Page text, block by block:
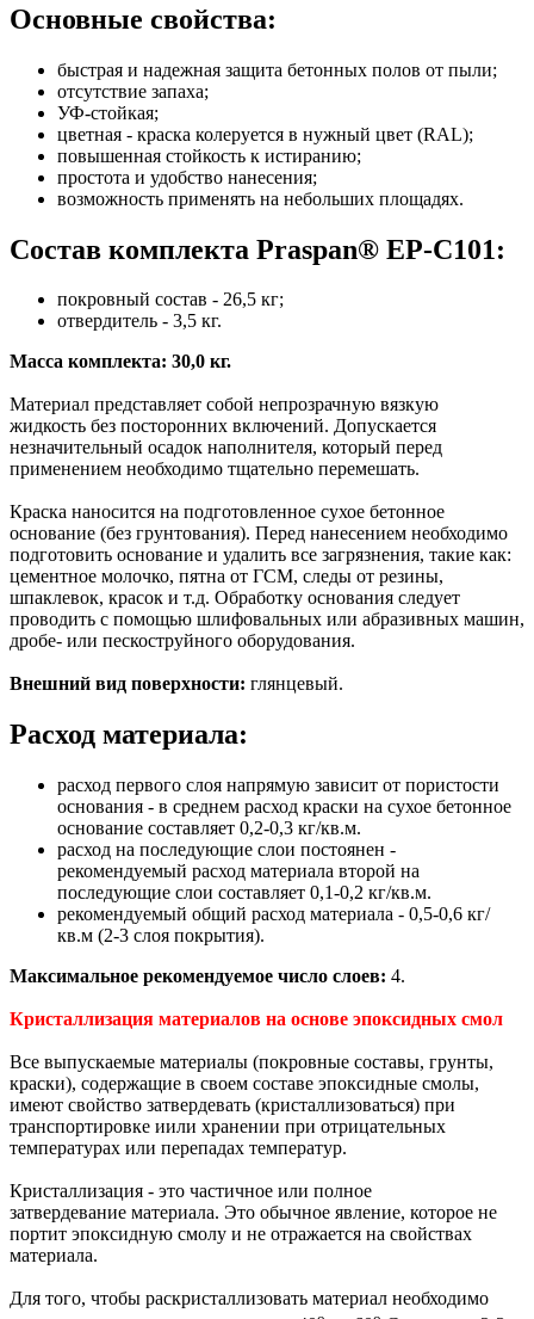
Основные свойства:
быстрая и надежная защита бетонных полов от пыли;
отсутствие запаха;
УФ-стойкая;
цветная - краска колеруется в нужный цвет (RAL);
повышенная стойкость к истиранию;
простота и удобство нанесения;
возможность применять на небольших площадях.
Состав комплекта Praspan® ЕP-C101:
покровный состав - 26,5 кг;
отвердитель - 3,5 кг.
Масса комплекта: 30,0 кг.
Материал представляет собой непрозрачную вязкую
жидкость без посторонних включений. Допускается
незначительный осадок наполнителя, который перед
применением необходимо тщательно перемешать.
Краска наносится на подготовленное сухое бетонное
основание (без грунтования). Перед нанесением необходимо
подготовить основание и удалить все загрязнения, такие как:
цементное молочко, пятна от ГСМ, следы от резины,
шпаклевок, красок и т.д. Обработку основания следует
проводить с помощью шлифовальных или абразивных машин,
дробе- или пескоструйного оборудования.
Внешний вид поверхности: глянцевый.
Расход материала:
расход первого слоя напрямую зависит от пористости
основания - в среднем расход краски на сухое бетонное
основание составляет 0,2-0,3 кг/кв.м.
расход на последующие слои постоянен -
рекомендуемый расход материала второй на
последующие слои составляет 0,1-0,2 кг/кв.м.
рекомендуемый общий расход материала - 0,5-0,6 кг/
кв.м (2-3 слоя покрытия).
Максимальное рекомендуемое число слоев: 4.
Кристаллизация материалов на основе эпоксидных смол
Все выпускаемые материалы (покровные составы, грунты,
краски), содержащие в своем составе эпоксидные смолы,
имеют свойство затвердевать (кристаллизоваться) при
транспортировке иили хранении при отрицательных
температурах или перепадах температур.
Кристаллизация - это частичное или полное
затвердевание материала. Это обычное явление, которое не
портит эпоксидную смолу и не отражается на свойствах
материала.
Для того, чтобы раскристаллизовать материал необходимо